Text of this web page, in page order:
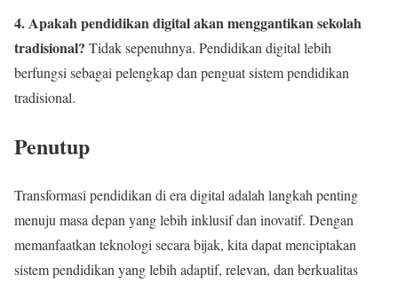
4. Apakah pendidikan digital akan menggantikan sekolah
tradisional? Tidak sepenuhnya. Pendidikan digital lebih
berfungsi sebagai pelengkap dan penguat sistem pendidikan
tradisional.
Penutup
Transformasi pendidikan di era digital adalah langkah penting
menuju masa depan yang lebih inklusif dan inovatif. Dengan
memanfaatkan teknologi secara bijak, kita dapat menciptakan
sistem pendidikan yang lebih adaptif, relevan, dan berkualitas